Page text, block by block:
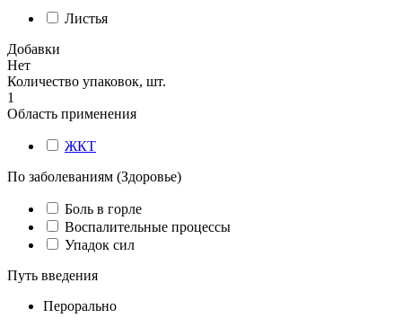
Листья
Добавки
Нет
Количество упаковок, шт.
1
Область применения
ЖКТ
По заболеваниям (Здоровье)
Боль в горле
Воспалительные процессы
Упадок сил
Путь введения
Перорально